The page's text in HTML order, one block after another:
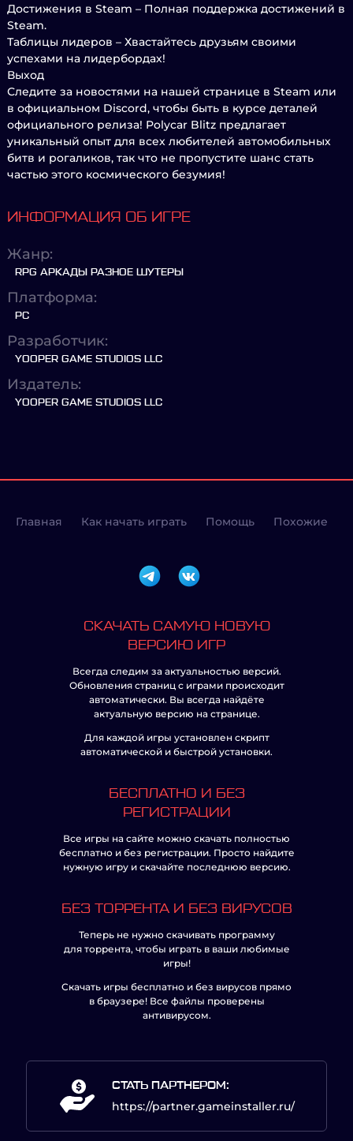
Достижения в Steam – Полная поддержка достижений в
Steam.
Таблицы лидеров – Хвастайтесь друзьям своими
успехами на лидербордах!
Выход
Следите за новостями на нашей странице в Steam или
в официальном Discord, чтобы быть в курсе деталей
официального релиза! Polycar Blitz предлагает
уникальный опыт для всех любителей автомобильных
битв и рогаликов, так что не пропустите шанс стать
частью этого космического безумия!
ИНФОРМАЦИЯ ОБ ИГРЕ
Жанр:
RPG АРКАДЫ РАЗНОЕ ШУТЕРЫ
Платформа:
PC
Разработчик:
YOOPER GAME STUDIOS LLC
Издатель:
YOOPER GAME STUDIOS LLC
Главная Как начать играть Помощь Похожие
СКАЧАТЬ САМУЮ НОВУЮ
ВЕРСИЮ ИГР
Всегда следим за актуальностью версий.
Обновления страниц с играми происходит
автоматически. Вы всегда найдёте
актуальную версию на странице.
Для каждой игры установлен скрипт
автоматической и быстрой установки.
БЕСПЛАТНО И БЕЗ
РЕГИСТРАЦИИ
Все игры на сайте можно скачать полностью
бесплатно и без регистрации. Просто найдите
нужную игру и скачайте последнюю версию.
БЕЗ ТОРРЕНТА И БЕЗ ВИРУСОВ
Теперь не нужно скачивать программу
для торрента, чтобы играть в ваши любимые
игры!
Скачать игры бесплатно и без вирусов прямо
в браузере! Все файлы проверены
антивирусом.
СТАТЬ ПАРТНЕРОМ:
https://partner.gameinstaller.ru/